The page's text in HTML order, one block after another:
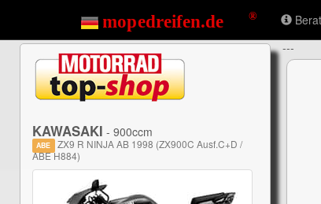
KAWASAKI - 900ccm
ABE ZX9 R NINJA AB 1998 (ZX900C Ausf.C+D /
ABE H884)
---